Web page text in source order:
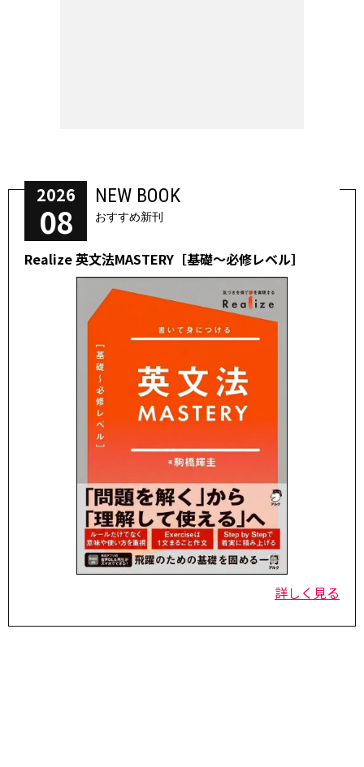
2026
08
NEW BOOK
おすすめ新刊
Realize 英文法MASTERY［基礎～必修レベル］
詳しく見る